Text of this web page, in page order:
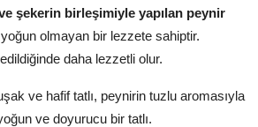
şekerin birleşimiyle yapılan peynir
olmayan bir lezzete sahiptir.
daha lezzetli olur.
ve hafif tatlı, peynirin tuzlu aromasıyla
ve doyurucu bir tatlı.